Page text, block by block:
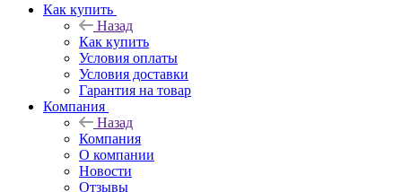
Как купить
Назад
Как купить
Условия оплаты
Условия доставки
Гарантия на товар
Компания
Назад
Компания
О компании
Новости
Отзывы